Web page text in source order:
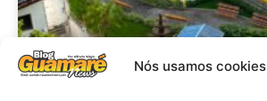
Nós usamos cookies